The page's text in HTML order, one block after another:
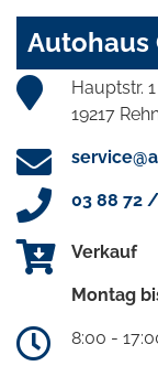
Autohaus
Hauptstr. 1
19217
03 88 72
Verkauf
Montag
8:00 -